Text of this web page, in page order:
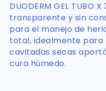
DUODERM GEL TUBO
transparente y sin
para el manejo de
total, idealmente para
cavitadas secas
cura húmedo.